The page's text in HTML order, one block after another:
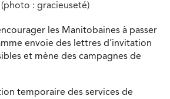
: gracieuseté)
les Manitobaines à passer
envoie des lettres d’invitation
et mène des campagnes de
temporaire des services de